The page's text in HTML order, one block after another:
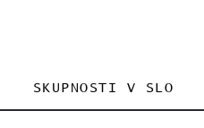
SKUPNOSTI V SLO